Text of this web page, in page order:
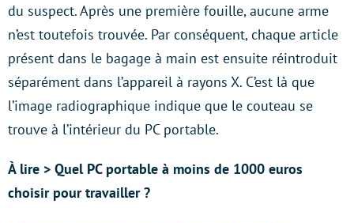
du suspect. Après une première fouille, aucune arme
n’est toutefois trouvée. Par conséquent, chaque article
présent dans le bagage à main est ensuite réintroduit
séparément dans l’appareil à rayons X. C’est là que
l’image radiographique indique que le couteau se
trouve à l’intérieur du PC portable.
À lire > Quel PC portable à moins de 1000 euros
choisir pour travailler ?